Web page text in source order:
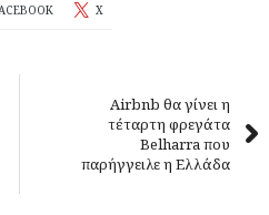
X
Airbnb θα γίνει η
τέταρτη φρεγάτα
Belharra που
παρήγγειλε η Ελλάδα